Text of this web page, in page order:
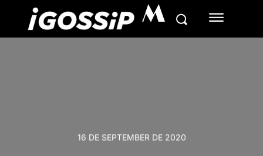
M
16 DE SEPTEMBER DE 2020